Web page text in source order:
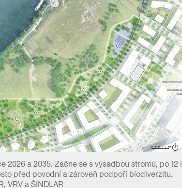
2026 a 2035. Začne se s výsadbou stromů, po
před povodní a zároveň podpoří biodiverzitu.
VRV a ŠINDLAR